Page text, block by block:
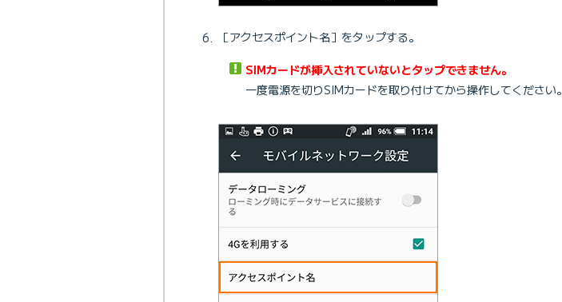
［アクセスポイント名］をタップする。
SIMカードが挿入されていないとタップできません。
一度電源を切りSIMカードを取り付けてから操作してください。